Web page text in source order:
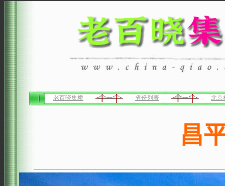
老百晓集桥 省份列表 北京
昌